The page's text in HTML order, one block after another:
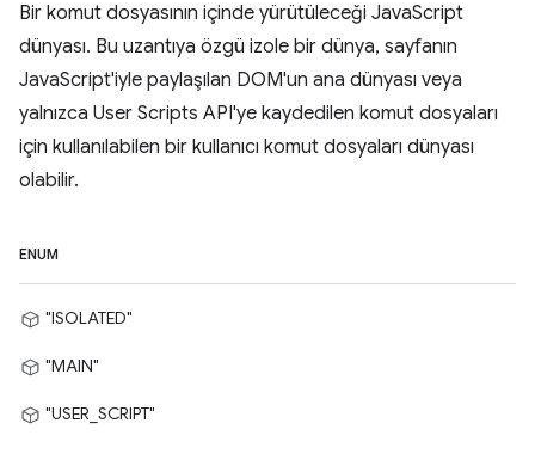
Bir komut dosyasının içinde yürütüleceği JavaScript
dünyası. Bu uzantıya özgü izole bir dünya, sayfanın
JavaScript'iyle paylaşılan DOM'un ana dünyası veya
yalnızca User Scripts API'ye kaydedilen komut dosyaları
için kullanılabilen bir kullanıcı komut dosyaları dünyası
olabilir.
ENUM
"ISOLATED"
"MAIN"
"USER_SCRIPT"